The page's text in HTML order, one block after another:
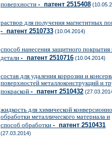
поверхности - патент 2515408
раствор для получения магнетитных
- патент 2510733 (10.04.2014)
способ нанесения защитного покрытия
детали - патент 2510716 (10.04.2014)
состав для удаления коррозии и
поверхностей металлоконструкций и
покраской - патент 2510432
жидкость для химической
обработки металлического материала и
способ обработки - патент 2510431
(27.03.2014)